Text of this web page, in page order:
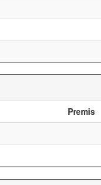
Premis